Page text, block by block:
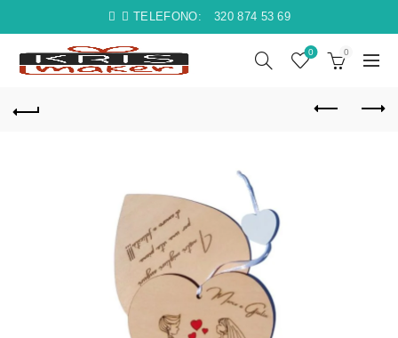
TELEFONO: 320 874 53 69
0 0